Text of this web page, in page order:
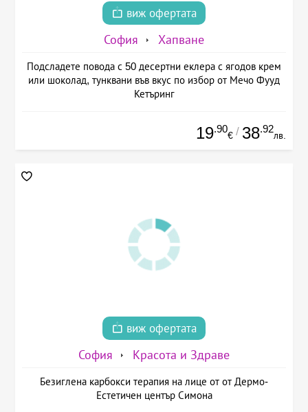
виж офертата
София Хапване
Подсладете повода с 50 десертни еклера с ягодов крем
или шоколад, тунквани във вкус по избор от Мечо Фууд
Кетъринг
19.90
€ / 38.92
лв.
виж офертата
София Красота и Здраве
Безиглена карбокси терапия на лице от от Дермо-
Естетичен център Симона